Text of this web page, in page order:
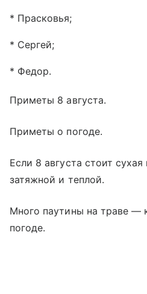
* Прасковья;
* Сергей;
* Федор.
Приметы 8 августа.
Приметы о погоде.
Если 8 августа стоит
затяжной и теплой.
Много паутины на траве —
погоде.